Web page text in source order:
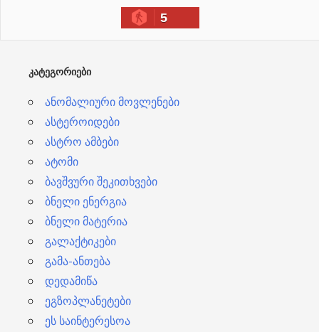
5
ᲙᲐᲢᲔᲒᲝᲠᲘᲔᲑᲘ
ანომალიური მოვლენები
ასტეროიდები
ასტრო ამბები
ატომი
ბავშვური შეკითხვები
ბნელი ენერგია
ბნელი მატერია
გალაქტიკები
გამა-ანთება
დედამიწა
ეგზოპლანეტები
ეს საინტერესოა